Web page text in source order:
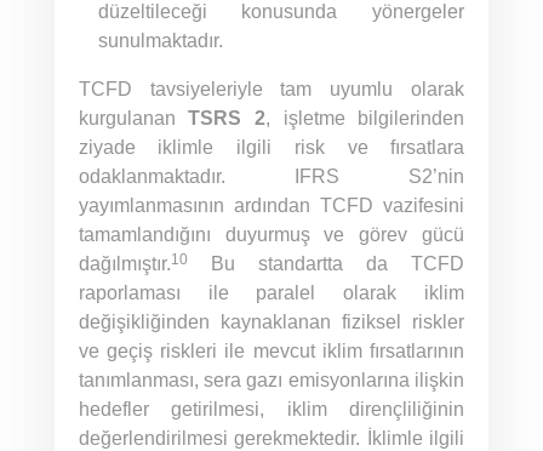
düzeltileceği konusunda yönergeler
sunulmaktadır.
TCFD tavsiyeleriyle tam uyumlu olarak
kurgulananTSRS 2, işletme bilgilerinden
ziyade iklimle ilgili risk ve fırsatlara
odaklanmaktadır. IFRS S2’nin
yayımlanmasının ardından TCFD vazifesini
tamamlandığını duyurmuş ve görev gücü
dağılmıştır.10
Bu standartta da TCFD
raporlaması ile paralel olarak iklim
değişikliğinden kaynaklanan fiziksel riskler
ve geçiş riskleri ile mevcut iklim fırsatlarının
tanımlanması, sera gazı emisyonlarına ilişkin
hedefler getirilmesi, iklim dirençliliğinin
değerlendirilmesi gerekmektedir. İklimle ilgili